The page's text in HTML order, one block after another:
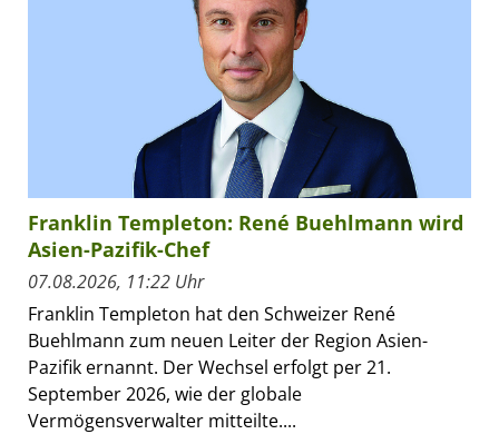
Franklin Templeton: René Buehlmann wird
Asien-Pazifik-Chef
07.08.2026, 11:22 Uhr
Franklin Templeton hat den Schweizer René
Buehlmann zum neuen Leiter der Region Asien-
Pazifik ernannt. Der Wechsel erfolgt per 21.
September 2026, wie der globale
Vermögensverwalter mitteilte....